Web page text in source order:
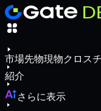
市場先物現物クロス
紹介
さらに表示